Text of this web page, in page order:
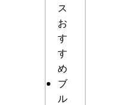
ス
お
す
す
め
ブ
ル